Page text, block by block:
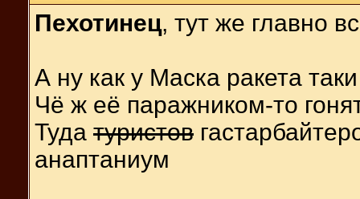
Пехотинец, тут же главно
А ну как у Маска ракета
Чё ж её паражником-то
Туда туристов
анаптаниум